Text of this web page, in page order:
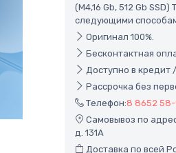
(M4,16 Gb, 512 Gb
следующими
Оригинал 100%.
Бесконтактная
Доступно в кредит
Рассрочка без
Телефон:8 8652
Самовывоз по
д. 131А
Доставка по всей